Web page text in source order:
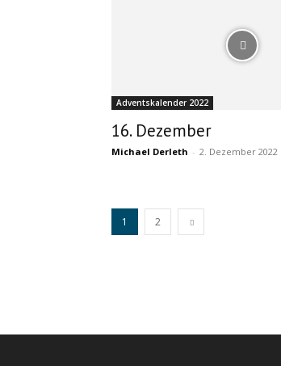
Adventskalender 2022
16. Dezember
Michael Derleth - 2. Dezember 2022
1 2